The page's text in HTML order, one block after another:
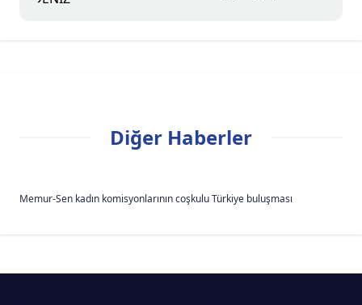
Diğer Haberler
Memur-Sen kadın komisyonlarının coşkulu Türkiye buluşması